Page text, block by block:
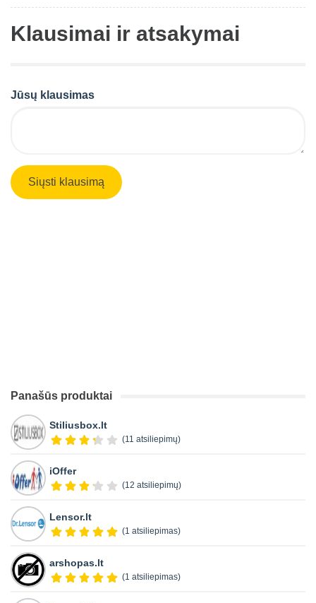
Klausimai ir atsakymai
Jūsų klausimas
Panašūs produktai
Stiliusbox.lt
(11 atsiliepimų)
iOffer
(12 atsiliepimų)
Lensor.lt
(1 atsiliepimas)
arshopas.lt
(1 atsiliepimas)